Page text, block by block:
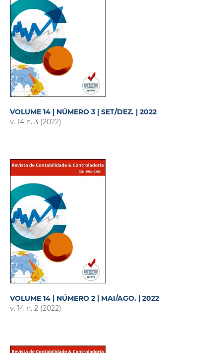
VOLUME 14 | NÚMERO 3 | SET/DEZ. | 2022
v. 14 n. 3 (2022)
VOLUME 14 | NÚMERO 2 | MAI/AGO. | 2022
v. 14 n. 2 (2022)